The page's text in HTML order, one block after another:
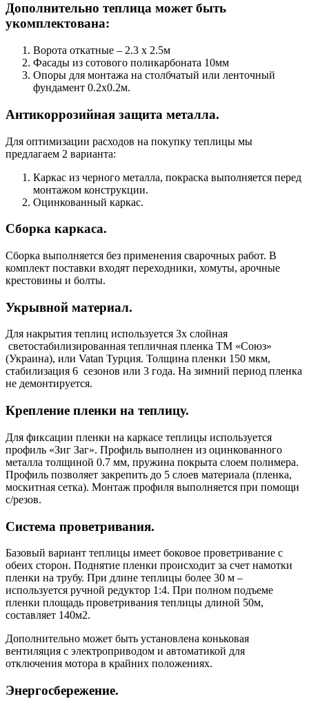
Дополнительно теплица может быть
укомплектована:
Ворота откатные – 2.3 х 2.5м
Фасады из сотового поликарбоната 10мм
Опоры для монтажа на столбчатый или ленточный
фундамент 0.2х0.2м.
Антикоррозийная защита металла.
Для оптимизации расходов на покупку теплицы мы
предлагаем 2 варианта:
Каркас из черного металла, покраска выполняется перед
монтажом конструкции.
Оцинкованный каркас.
Сборка каркаса.
Сборка выполняется без применения сварочных работ. В
комплект поставки входят переходники, хомуты, арочные
крестовины и болты.
Укрывной материал.
Для накрытия теплиц используется 3х слойная
светостабилизированная тепличная пленка ТМ «Союз»
(Украина), или Vatan Турция. Толщина пленки 150 мкм,
стабилизация 6 сезонов или 3 года. На зимний период пленка
не демонтируется.
Крепление пленки на теплицу.
Для фиксации пленки на каркасе теплицы используется
профиль «Зиг Заг». Профиль выполнен из оцинкованного
металла толщиной 0.7 мм, пружина покрыта слоем полимера.
Профиль позволяет закрепить до 5 слоев материала (пленка,
москитная сетка). Монтаж профиля выполняется при помощи
с/резов.
Система проветривания.
Базовый вариант теплицы имеет боковое проветривание с
обеих сторон. Поднятие пленки происходит за счет намотки
пленки на трубу. При длине теплицы более 30 м –
используется ручной редуктор 1:4. При полном подъеме
пленки площадь проветривания теплицы длиной 50м,
составляет 140м2.
Дополнительно может быть установлена коньковая
вентиляция с электроприводом и автоматикой для
отключения мотора в крайних положениях.
Энергосбережение.